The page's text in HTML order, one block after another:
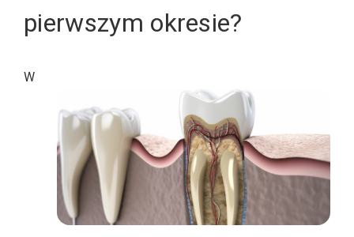
pierwszym okresie?
W